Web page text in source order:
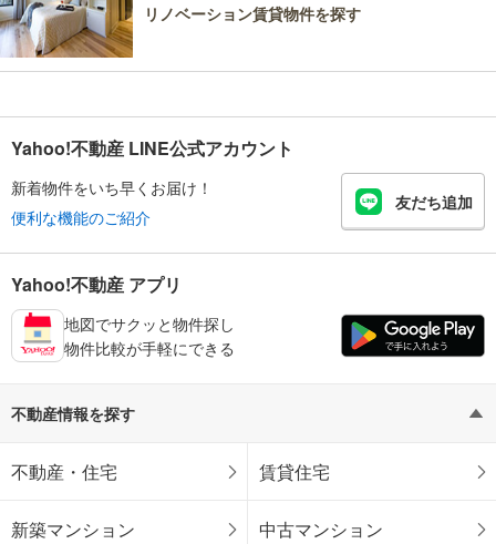
リノベーション賃貸物件を探す
Yahoo!不動産 LINE公式アカウント
新着物件をいち早くお届け！
便利な機能のご紹介
友だち追加
Yahoo!不動産 アプリ
地図でサクッと物件探し
物件比較が手軽にできる
不動産情報を探す
不動産・住宅 賃貸住宅
新築マンション 中古マンション